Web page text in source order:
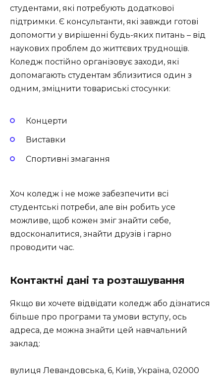
студентами, які потребують додаткової
підтримки. Є консультанти, які завжди готові
допомогти у вирішенні будь-яких питань – від
наукових проблем до життєвих труднощів.
Коледж постійно організовує заходи, які
допомагають студентам зблизитися один з
одним, зміцнити товариські стосунки:
Концерти
Виставки
Спортивні змагання
Хоч коледж і не може забезпечити всі
студентські потреби, але він робить усе
можливе, щоб кожен зміг знайти себе,
вдосконалитися, знайти друзів і гарно
проводити час.
Контактні дані та розташування
Якщо ви хочете відвідати коледж або дізнатися
більше про програми та умови вступу, ось
адреса, де можна знайти цей навчальний
заклад:
вулиця Левандовська, 6, Київ, Україна, 02000